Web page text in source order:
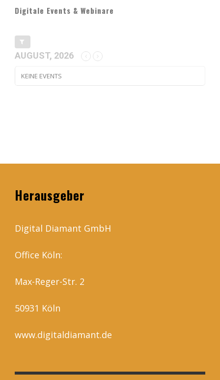
Digitale Events & Webinare
AUGUST, 2026
KEINE EVENTS
Herausgeber
Digital Diamant GmbH
Office Köln:
Max-Reger-Str. 2
50931 Köln
www.digitaldiamant.de